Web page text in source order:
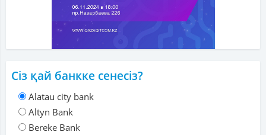
Сіз қай банкке сенесіз?
Alatau city bank
Altyn Bank
Bereke Bank